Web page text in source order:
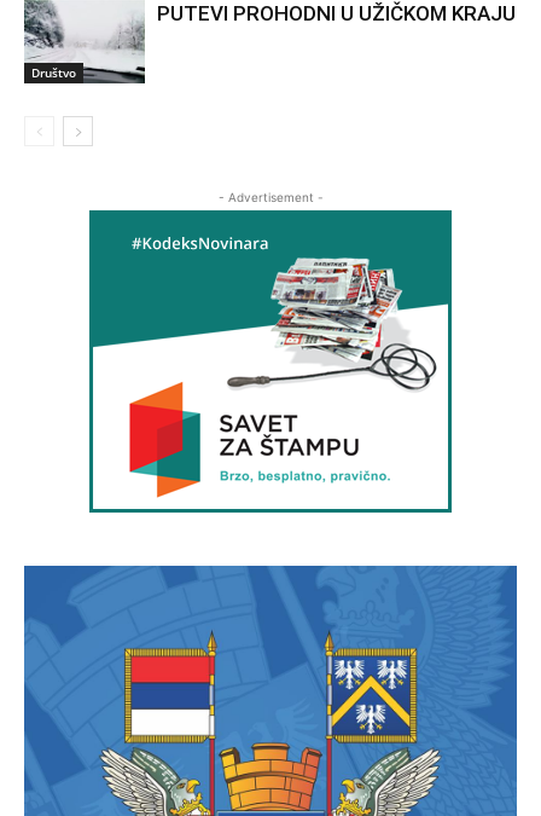
Društvo
PUTEVI PROHODNI U UŽIČKOM KRAJU
- Advertisement -